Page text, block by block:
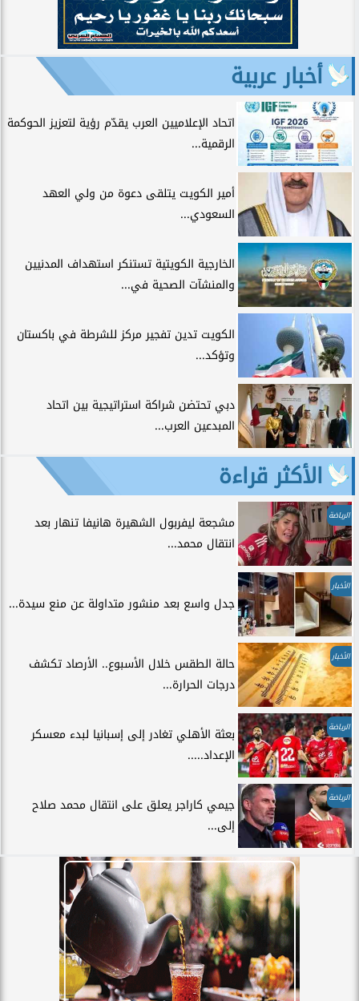
أخبار عربية
اتحاد الإعلاميين العرب يقدّم رؤية لتعزيز الحوكمة
الرقمية...
أمير الكويت يتلقى دعوة من ولي العهد
السعودي...
الخارجية الكويتية تستنكر استهداف المدنيين
والمنشآت الصحية في...
الكويت تدين تفجير مركز للشرطة في باكستان
وتؤكد...
دبي تحتضن شراكة استراتيجية بين اتحاد
المبدعين العرب...
الأكثر قراءة
الرياضة
مشجعة ليفربول الشهيرة هانيفا تنهار بعد
انتقال محمد...
الأخبار
جدل واسع بعد منشور متداولة عن منع سيدة...
الأخبار
حالة الطقس خلال الأسبوع.. الأرصاد تكشف
درجات الحرارة...
الرياضة
بعثة الأهلي تغادر إلى إسبانيا لبدء معسكر
الإعداد.....
الرياضة
جيمي كاراجر يعلق على انتقال محمد صلاح
إلى...